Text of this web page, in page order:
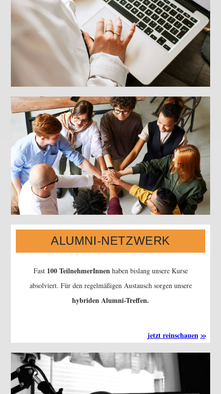
ALUMNI-NETZWERK
Fast 100 TeilnehmerInnenhaben bislang unsere Kurse
absolviert. Für den regelmäßigen Austausch sorgen unsere
hybriden Alumni-Treffen.
jetzt reinschauen